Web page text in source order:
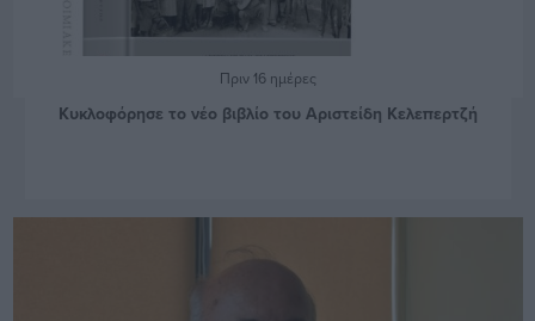
Πριν 16 ημέρες
Κυκλοφόρησε το νέο βιβλίο του Αριστείδη Κελεπερτζή